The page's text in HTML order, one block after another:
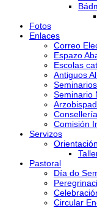
Fotos
Enlaces
Correo
Espazo
Escolas
Antiguos
Seminario
Comisión
Servizos
Orientación.
Pastoral
Día do
Circular